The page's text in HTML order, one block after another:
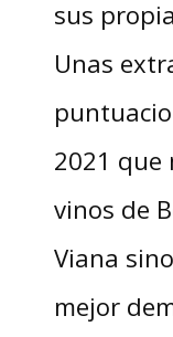
sus
Unas
2021 que
vinos de
Viana
mejor